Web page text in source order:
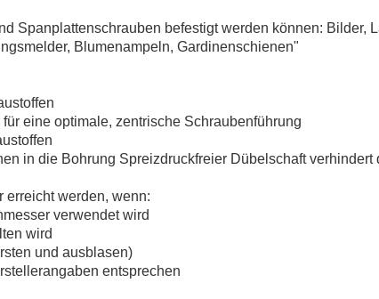
Spanplattenschrauben befestigt werden können: Bilder,
Blumenampeln, Gardinenschienen"
eine optimale, zentrische Schraubenführung
in die Bohrung Spreizdruckfreier Dübelschaft
erreicht werden, wenn:
verwendet wird
wird
und ausblasen)
entsprechen